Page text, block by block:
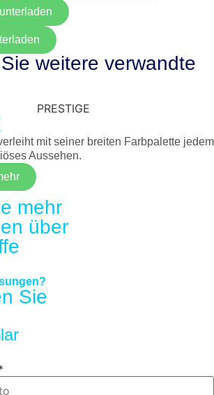
weitere verwandte
mit seiner breiten Farbpalette jedem
Aussehen.
mehr
über
Sie